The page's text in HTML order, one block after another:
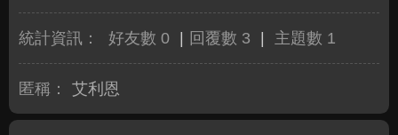
統計資訊： 好友數 0 回覆數 3 主題數 1
匿稱： 艾利恩